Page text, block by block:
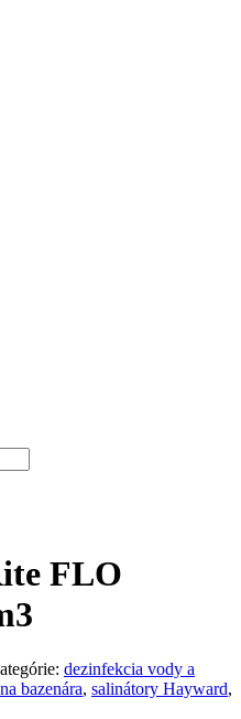
FLO
dezinfekcia vody a
bazenára, salinátory Hayward,